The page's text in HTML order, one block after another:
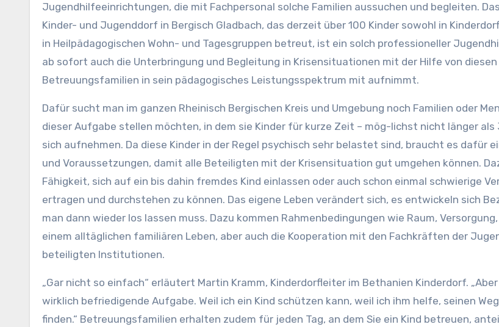
Jugendhilfeeinrichtungen, die mit Fachpersonal solche Familien aussuchen und begleiten.
Kinder- und Jugenddorf in Bergisch Gladbach, das derzeit über 100 Kinder sowohl in
in Heilpädagogischen Wohn- und Tagesgruppen betreut, ist ein solch professioneller
ab sofort auch die Unterbringung und Begleitung in Krisensituationen mit der Hilfe von diesen
Betreuungsfamilien in sein pädagogisches Leistungsspektrum mit aufnimmt.
Dafür sucht man im ganzen Rheinisch Bergischen Kreis und Umgebung noch Familien oder
dieser Aufgabe stellen möchten, in dem sie Kinder für kurze Zeit – mög-lichst nicht länger als
sich aufnehmen. Da diese Kinder in der Regel psychisch sehr belastet sind, braucht es dafür
und Voraussetzungen, damit alle Beteiligten mit der Krisensituation gut umgehen können.
Fähigkeit, sich auf ein bis dahin fremdes Kind einlassen oder auch schon einmal schwierige
ertragen und durchstehen zu können. Das eigene Leben verändert sich, es entwickeln sich
man dann wieder los lassen muss. Dazu kommen Rahmenbedingungen wie Raum,
einem alltäglichen familiären Leben, aber auch die Kooperation mit den Fachkräften der
beteiligten Institutionen.
„Gar nicht so einfach“ erläutert Martin Kramm, Kinderdorfleiter im Bethanien Kinderdorf.
wirklich befriedigende Aufgabe. Weil ich ein Kind schützen kann, weil ich ihm helfe, seinen
finden.“ Betreuungsfamilien erhalten zudem für jeden Tag, an dem Sie ein Kind betreuen,